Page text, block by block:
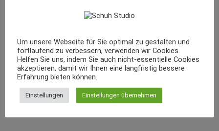
Um unsere Webseite für Sie optimal zu gestalten und
fortlaufend zu verbessern, verwenden wir Cookies.
Helfen Sie uns, indem Sie auch nicht-essentielle Cookies
akzeptieren, damit wir Ihnen eine langfristig bessere
Erfahrung bieten können.
Einstellungen Einstellungen übernehmen